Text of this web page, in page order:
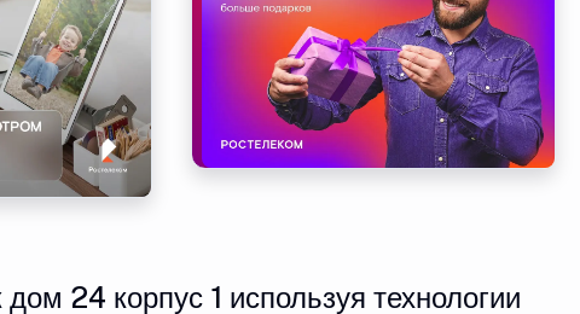
24 корпус 1 используя технологии